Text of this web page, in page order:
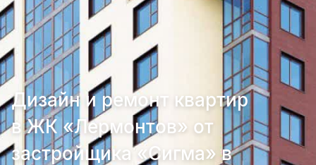
г. Ростов-на-
8 (863) 221-10-
Обсудить проект
Дизайн и ремонт квартир
в ЖК «Лермонтов» от
застройщика «Сигма» в